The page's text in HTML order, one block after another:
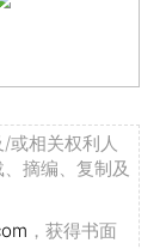
或相关权利人
摘编、复制及
，获得书面